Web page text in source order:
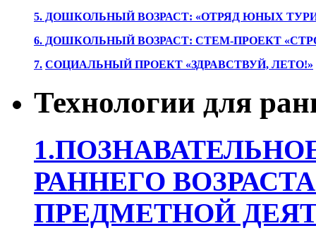
5. ДОШКОЛЬНЫЙ ВОЗРАСТ: «ОТРЯД ЮНЫХ
6. ДОШКОЛЬНЫЙ ВОЗРАСТ: СТЕМ-ПРОЕКТ
7. СОЦИАЛЬНЫЙ ПРОЕКТ «ЗДРАВСТВУЙ, ЛЕТО!»
Технологии для
РАННЕГО
ПРЕДМЕТНОЙ